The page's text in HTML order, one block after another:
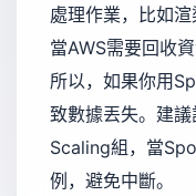
處理作業，比如渲
當AWS需要回收
所以，如果你用
致數據丟失。建
Scaling組，當
例，避免中斷。